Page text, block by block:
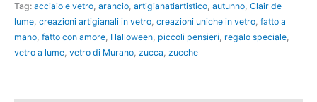
Tag: acciaio e vetro, arancio, artigianatiartistico, autunno, Clair de
lume, creazioni artigianali in vetro, creazioni uniche in vetro, fatto a
mano, fatto con amore, Halloween, piccoli pensieri, regalo speciale,
vetro a lume, vetro di Murano, zucca, zucche